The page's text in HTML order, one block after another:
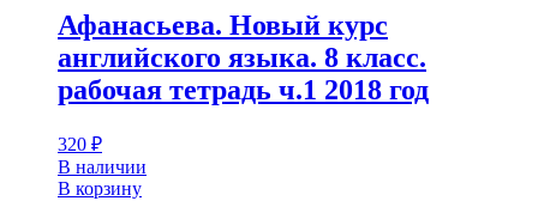
Афанасьева. Новый курс
английского языка. 8 класс.
рабочая тетрадь ч.1 2018 год
320 ₽
В наличии
В корзину